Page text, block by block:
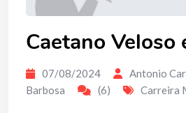
Caetano Veloso
07/08/2024
Antonio
Barbosa
(6) Carreira